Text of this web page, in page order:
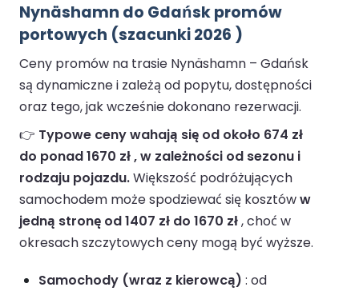
Nynäshamn do Gdańsk promów
portowych (szacunki 2026 )
Ceny promów na trasie Nynäshamn – Gdańsk
są dynamiczne i zależą od popytu, dostępności
oraz tego, jak wcześnie dokonano rezerwacji.
👉 Typowe ceny wahają się od około 674 zł
do ponad 1670 zł , w zależności od sezonu i
rodzaju pojazdu.Większość podróżujących
samochodem może spodziewać się kosztóww
jedną stronę od 1407 zł do 1670 zł, choć w
okresach szczytowych ceny mogą być wyższe.
Samochody (wraz z kierowcą) : od